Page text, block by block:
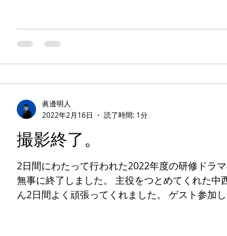
撮影終了。
2日間にわたって行われた2022年度の研修ドラ
無事に終了しました。 主役をつとめてくれた中
ん2日間よく頑張ってくれました。 ゲスト参加
眞邊明人
2022年2月16日
読了時間: 1分